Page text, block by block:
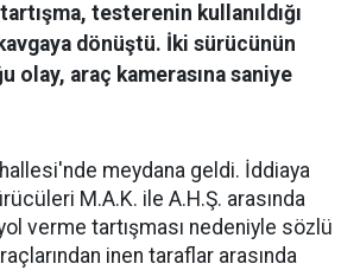
testerenin kullanıldığı
dönüştü. İki sürücünün
olay, araç kamerasına saniye
meydana geldi. İddiaya
M.A.K. ile A.H.Ş. arasında
verme tartışması nedeniyle sözlü
inen taraflar arasında